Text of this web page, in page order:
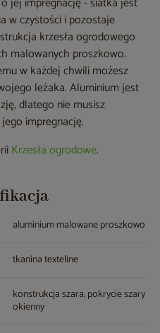
w czystości i pozostaje
krzesła ogrodowego
malowanych proszkowo.
w każdej chwili możesz
leżaka. Aluminium jest
dlatego nie musisz
impregnację.
Krzesła ogrodowe.
aluminium malowane proszkowo
tkanina texteline
konstrukcja szara, pokrycie szary
okienny